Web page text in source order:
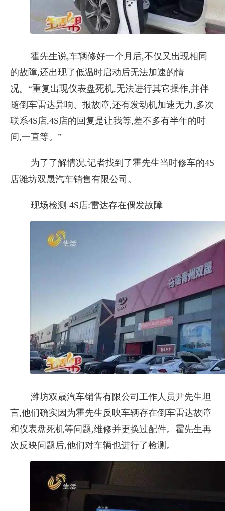
霍先生说,车辆修好一个月后,不仅又出现相同
的故障,还出现了低温时启动后无法加速的情
况。“重复出现仪表盘死机,无法进行其它操作,并伴
随倒车雷达异响、报故障,还有发动机加速无力,多次
联系4S店,4S店的回复是让我等,差不多有半年的时
间,一直等。”
为了了解情况,记者找到了霍先生当时修车的4S
店潍坊双晟汽车销售有限公司。
现场检测 4S店:雷达存在偶发故障
潍坊双晟汽车销售有限公司工作人员尹先生坦
言,他们确实因为霍先生反映车辆存在倒车雷达故障
和仪表盘死机等问题,维修并更换过配件。霍先生再
次反映问题后,他们对车辆也进行了检测。